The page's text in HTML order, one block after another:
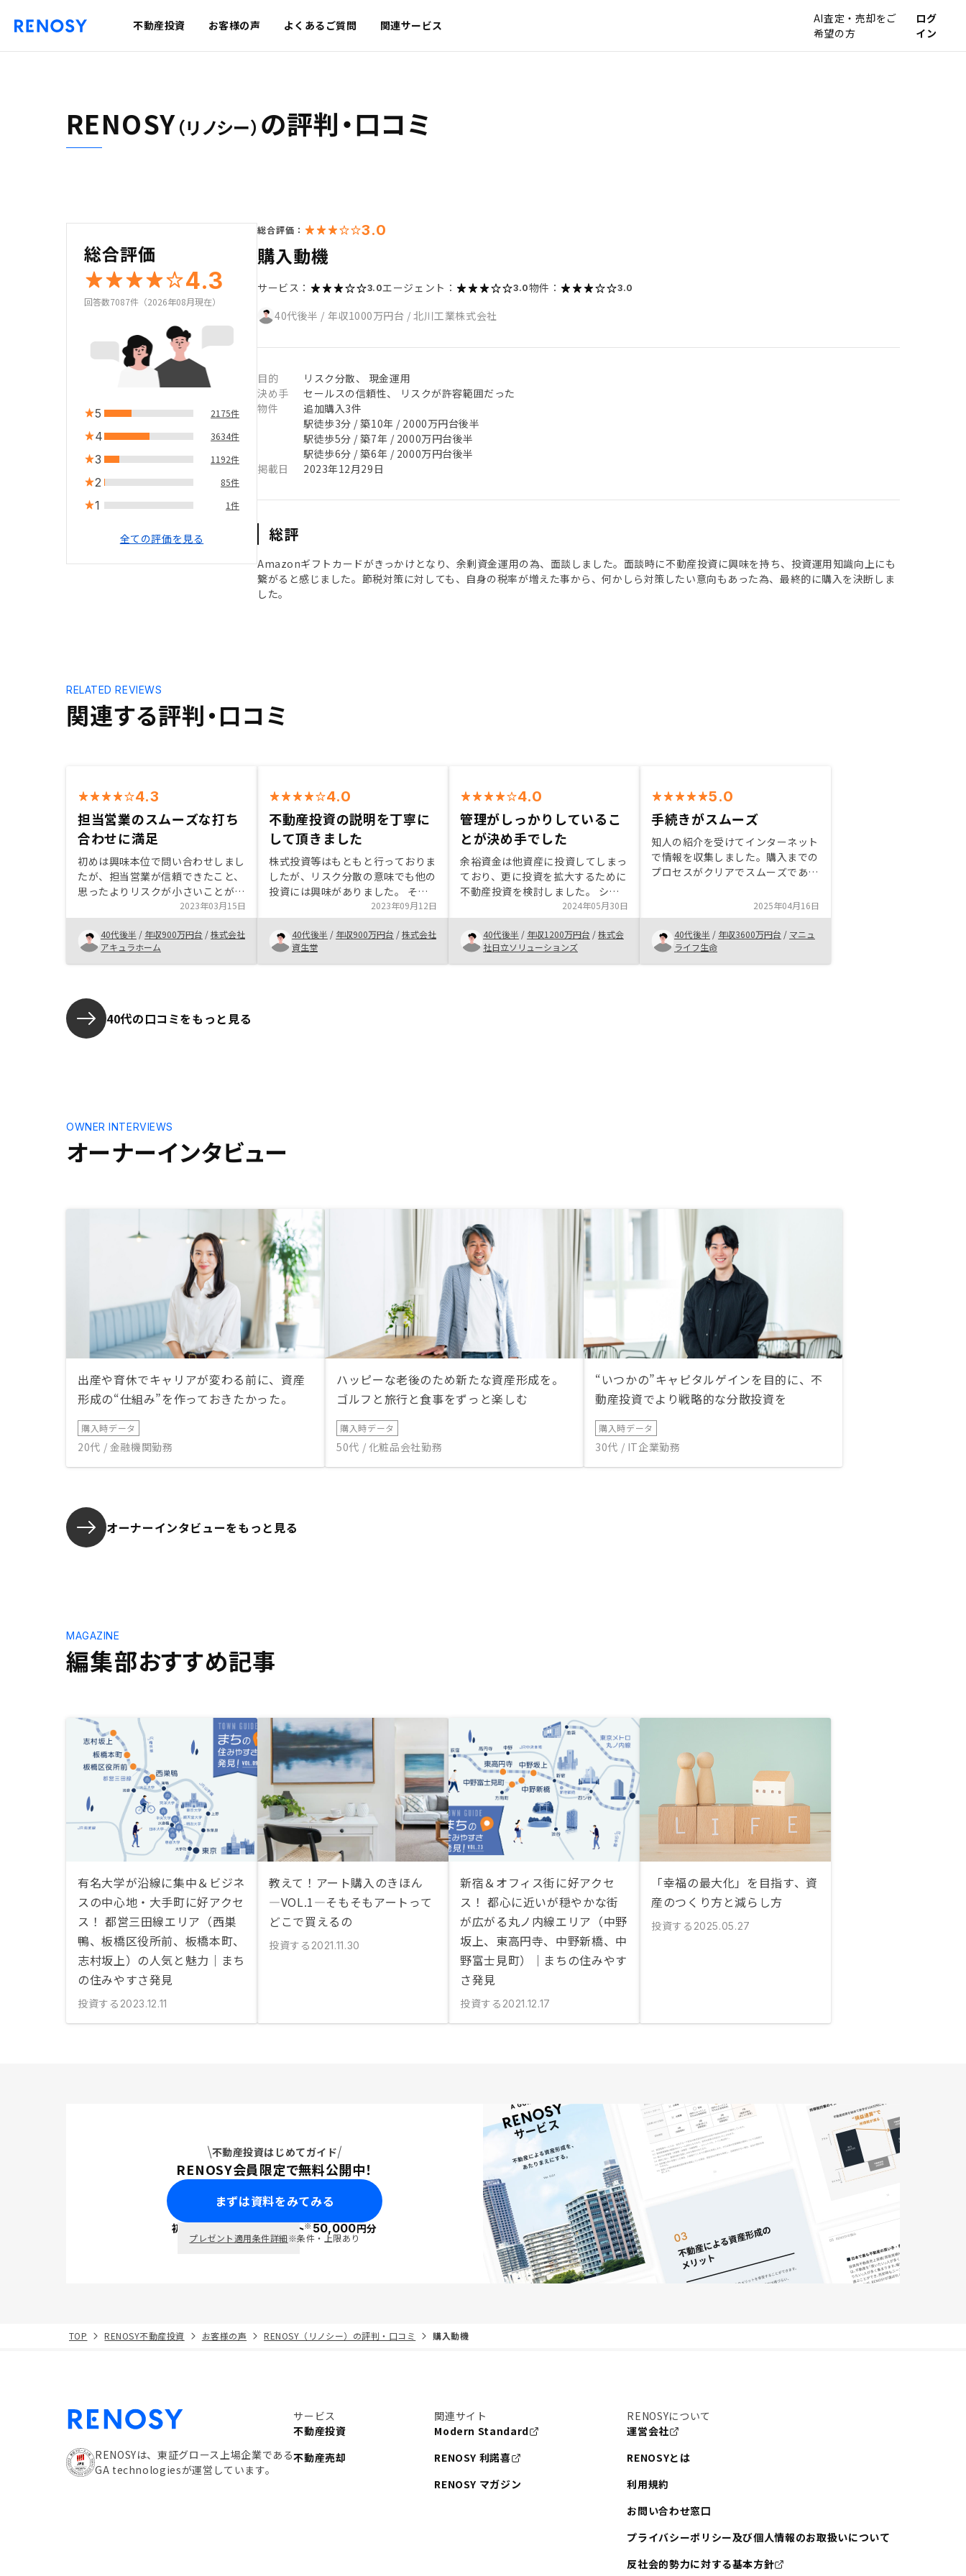
不動産投資 お客様の声 よくあるご質問 関連サービス
AI査定・売却をご
希望の方
ログ
イン
RENOSY（リノシー） の評判・口コミ
総合評価
4.3
回答数7087件（2026年08月現在）
5 2175件
4 3634件
3 1192件
2 85件
1 1件
全ての評価を見る
総合評価： 3.0
購入動機
サービス： 3.0エージェント： 3.0物件： 3.0
40代後半 / 年収1000万円台 /北川工業株式会社
目的
リスク分散、 現金運用
決め手
セールスの信頼性、 リスクが許容範囲だった
物件
追加購入3件
駅徒歩3分 / 築10年 / 2000万円台後半
駅徒歩5分 / 築7年 / 2000万円台後半
駅徒歩6分 / 築6年 / 2000万円台後半
掲載日
2023年12月29日
総評
Amazonギフトカードがきっかけとなり、余剰資金運用の為、面談しました。面談時に不動産投資に興味を持ち、投資運用知識向上にも
繋がると感じました。節税対策に対しても、自身の税率が増えた事から、何かしら対策したい意向もあった為、最終的に購入を決断しま
した。
関連する評判・口コミ
RELATED REVIEWS
4.3
担当営業のスムーズな打ち
合わせに満足
初めは興味本位で問い合わせしまし
たが、担当営業が信頼できたこと、
思ったよりリスクが小さいことがあ
り、決めました。 リスクとはキャ
ッシュフロー、毎月の支払いです。
自己資金10万円で始めたため毎月
10,000円前後のマイナスではあり
ますが、将来の資産、万が一私に何
ました。 検討する人がいたら紹介
したいです。ありません。
2023年03月15日
40代後半 / 年収900万円台 /株式会社
アキュラホーム
4.0
不動産投資の説明を丁寧に
して頂きました
株式投資等はもともと行っておりま
したが、リスク分散の意味でも他の
投資には興味がありました。 そん
な時にたまたま公告で目にしたのが
きっかけで面談の申し込みをしまし
た。 大きな額の投資となりますの
で多少不安がありましたが、面談の
際に、こちらが納得するまで丁寧に
2023年09月12日
40代後半 / 年収900万円台 /株式会社
資生堂
4.0
管理がしっかりしているこ
とが決め手でした
余裕資金は他資産に投資してしまっ
ており、更に投資を拡大するために
不動産投資を検討しました。 シノ
ケンなど他業者からも話を聞きまし
たが、フルローンで提案してくれた
ことと、管理の手間がかからないこ
とが決め手となりました。 もう少
し安く物件紹介してくれたら嬉しい
2024年05月30日
40代後半 / 年収1200万円台 /株式会
社日立ソリューションズ
5.0
手続きがスムーズ
知人の紹介を受けてインターネット
で情報を収集しました。購入までの
プロセスがクリアでスムーズであ
することができました。また不明点
や疑問点にも迅速に対応頂けたこと
がよかったです。アプリ含め購入後
のサポートが充実しており信頼が置
けます。
2025年04月16日
40代後半 / 年収3600万円台 / マニュ
ライフ生命
40代の口コミをもっと見る
オーナーインタビュー
OWNER INTERVIEWS
出産や育休でキャリアが変わる前に、資産
形成の“仕組み”を作っておきたかった。
購入時データ
20代 / 金融機関勤務
ハッピーな老後のため新たな資産形成を。
ゴルフと旅行と食事をずっと楽しむ
購入時データ
50代 / 化粧品会社勤務
“いつかの”キャピタルゲインを目的に、不
動産投資でより戦略的な分散投資を
購入時データ
30代 / IT企業勤務
オーナーインタビューをもっと見る
編集部おすすめ記事
MAGAZINE
有名大学が沿線に集中＆ビジネ
スの中心地・大手町に好アクセ
ス！ 都営三田線エリア（西巣
鴨、板橋区役所前、板橋本町、
志村坂上）の人気と魅力｜まち
の住みやすさ発見
投資する 2023.12.11
教えて！アート購入のきほん
―VOL.1―そもそもアートって
どこで買えるの
投資する 2021.11.30
新宿＆オフィス街に好アクセ
ス！ 都心に近いが穏やかな街
が広がる丸ノ内線エリア（中野
坂上、東高円寺、中野新橋、中
野富士見町）｜まちの住みやす
さ発見
投資する 2021.12.17
「幸福の最大化」を目指す、資
産のつくり方と減らし方
投資する 2025.05.27
不動産投資はじめてガイド
RENOSY会員限定で無料公開中！
まずは資料をみてみる
初回面談で ポイント※50,000円分
プレゼント適用条件詳細※条件・上限あり
TOP RENOSY不動産投資 お客様の声 RENOSY（リノシー）の評判・口コミ 購入動機
RENOSYは、東証グロース上場企業である
GA technologiesが運営しています。
サービス
不動産投資
不動産売却
関連サイト
Modern Standard
RENOSY 利諾喜
RENOSY マガジン
RENOSYについて
運営会社
RENOSYとは
利用規約
お問い合わせ窓口
プライバシーポリシー及び個人情報のお取扱いについて
反社会的勢力に対する基本方針